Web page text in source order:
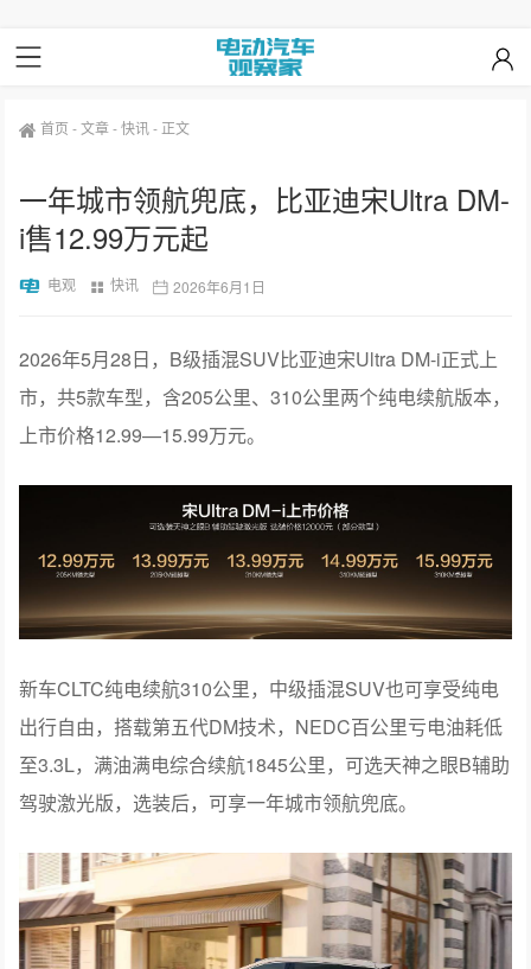
首页 -文章-快讯- 正文
一年城市领航兜底，比亚迪宋Ultra DM-
i售12.99万元起
电观 快讯 2026年6月1日
2026年5月28日，B级插混SUV比亚迪宋Ultra DM-i正式上
市，共5款车型，含205公里、310公里两个纯电续航版本，
上市价格12.99—15.99万元。
新车CLTC纯电续航310公里，中级插混SUV也可享受纯电
出行自由，搭载第五代DM技术，NEDC百公里亏电油耗低
至3.3L，满油满电综合续航1845公里，可选天神之眼B辅助
驾驶激光版，选装后，可享一年城市领航兜底。